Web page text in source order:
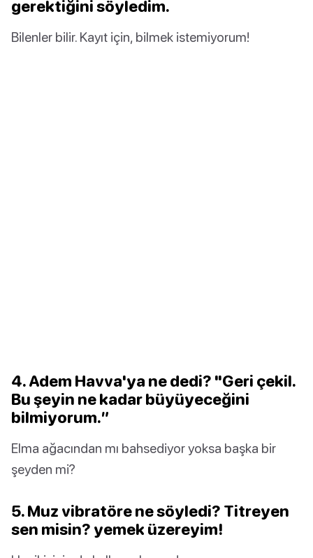
gerektiğini söyledim.
Bilenler bilir. Kayıt için, bilmek istemiyorum!
4. Adem Havva'ya ne dedi? "Geri çekil.
Bu şeyin ne kadar büyüyeceğini
bilmiyorum.”
Elma ağacından mı bahsediyor yoksa başka bir
şeyden mi?
5. Muz vibratöre ne söyledi? Titreyen
sen misin? yemek üzereyim!